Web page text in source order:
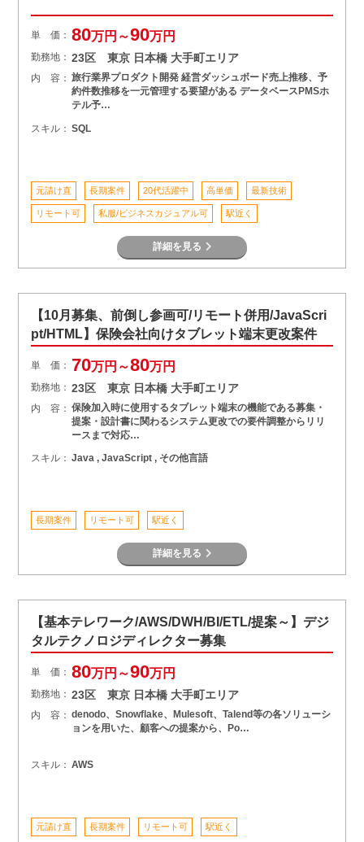
単 価： 80万円～90万円
勤務地： 23区 東京 日本橋 大手町エリア
内 容： 旅行業界プロダクト開発 経営ダッシュボード売上推移、予
約件数推移を一元管理する要望がある データベースPMSホ
テル予…
スキル： SQL
元請け直 長期案件 20代活躍中 高単価 最新技術
リモート可 私服/ビジネスカジュアル可 駅近く
詳細を見る
【10月募集、前倒し参画可/リモート併用/JavaScri
pt/HTML】保険会社向けタブレット端末更改案件
単 価： 70万円～80万円
勤務地： 23区 東京 日本橋 大手町エリア
内 容： 保険加入時に使用するタブレット端末の機能である募集・
提案・設計書に関わるシステム更改での要件調整からリリ
ースまで対応…
スキル： Java , JavaScript , その他言語
長期案件 リモート可 駅近く
詳細を見る
【基本テレワーク/AWS/DWH/BI/ETL/提案～】デジ
タルテクノロジディレクター募集
単 価： 80万円～90万円
勤務地： 23区 東京 日本橋 大手町エリア
内 容： denodo、Snowflake、Mulesoft、Talend等の各ソリューシ
ョンを用いた、顧客への提案から、Po…
スキル： AWS
元請け直 長期案件 リモート可 駅近く